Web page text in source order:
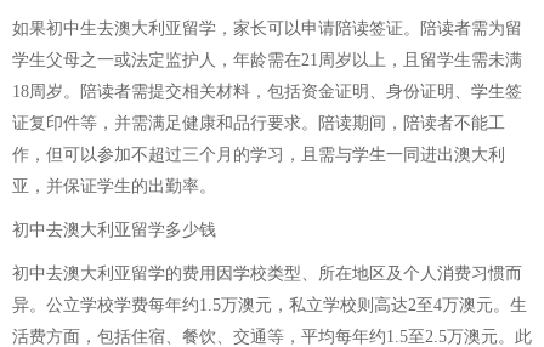
如果初中生去澳大利亚留学，家长可以申请陪读签证。陪读者需为留
学生父母之一或法定监护人，年龄需在21周岁以上，且留学生需未满
18周岁。陪读者需提交相关材料，包括资金证明、身份证明、学生签
证复印件等，并需满足健康和品行要求。陪读期间，陪读者不能工
作，但可以参加不超过三个月的学习，且需与学生一同进出澳大利
亚，并保证学生的出勤率。
初中去澳大利亚留学多少钱
初中去澳大利亚留学的费用因学校类型、所在地区及个人消费习惯而
异。公立学校学费每年约1.5万澳元，私立学校则高达2至4万澳元。生
活费方面，包括住宿、餐饮、交通等，平均每年约1.5至2.5万澳元。此